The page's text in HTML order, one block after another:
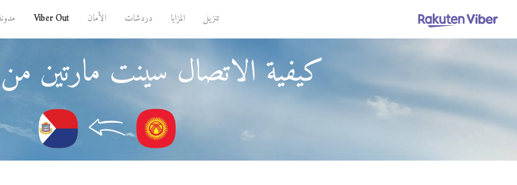
تنزيل المزايا دردشات الأمان Viber Out
كيفية الاتصال سينت مارتين